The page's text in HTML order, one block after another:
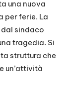
una nuova
per ferie. La
sindaco
tragedia. Si
struttura che
un’attività